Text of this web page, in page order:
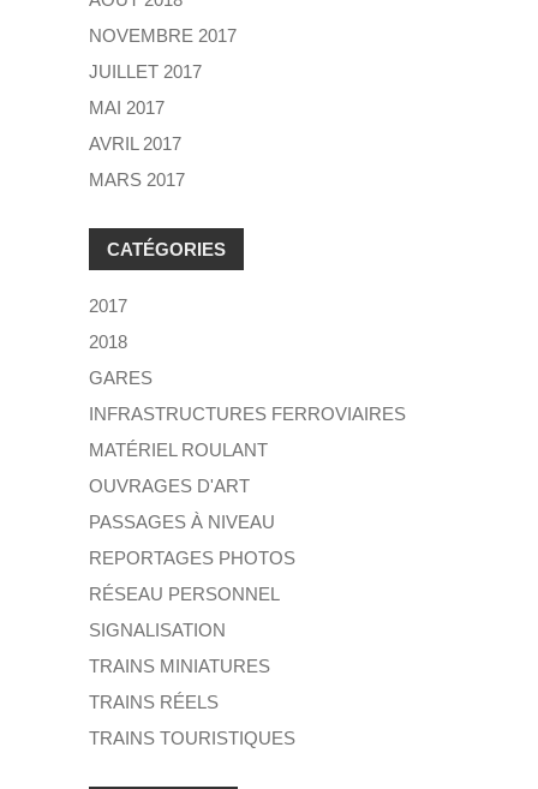
NOVEMBRE 2017
JUILLET 2017
MAI 2017
AVRIL 2017
MARS 2017
CATÉGORIES
2017
2018
GARES
INFRASTRUCTURES FERROVIAIRES
MATÉRIEL ROULANT
OUVRAGES D'ART
PASSAGES À NIVEAU
REPORTAGES PHOTOS
RÉSEAU PERSONNEL
SIGNALISATION
TRAINS MINIATURES
TRAINS RÉELS
TRAINS TOURISTIQUES